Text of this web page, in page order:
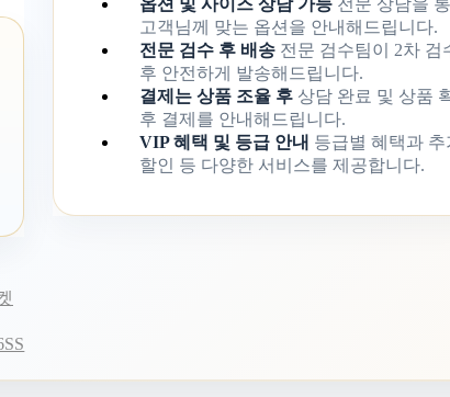
옵션 및 사이즈 상담 가능 전문 상담을
고객님께 맞는 옵션을 안내해드립니다.
전문 검수 후 배송 전문 검수팀이 2차 검
후 안전하게 발송해드립니다.
결제는 상품 조율 후 상담 완료 및 상품
후 결제를 안내해드립니다.
VIP 혜택 및 등급 안내 등급별 혜택과 추
할인 등 다양한 서비스를 제공합니다.